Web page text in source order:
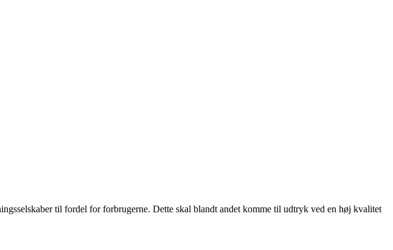
til fordel for forbrugerne. Dette skal blandt andet komme til udtryk ved en høj kvalitet